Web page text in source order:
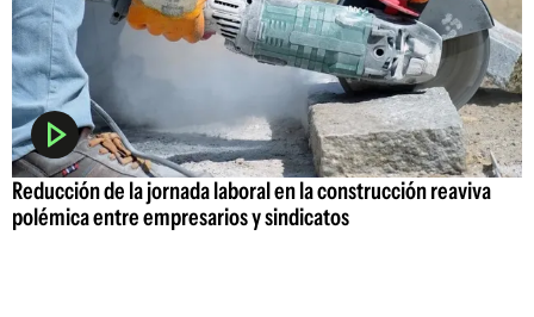
Reducción de la jornada laboral en la construcción reaviva
polémica entre empresarios y sindicatos